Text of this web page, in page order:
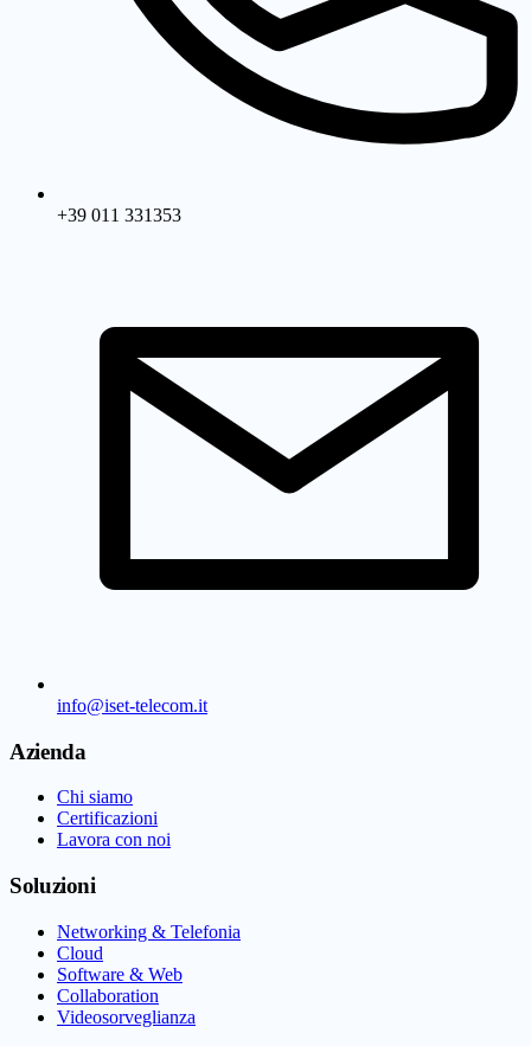
+39 011 331353
info@iset-telecom.it
Azienda
Chi siamo
Certificazioni
Lavora con noi
Soluzioni
Networking & Telefonia
Cloud
Software & Web
Collaboration
Videosorveglianza